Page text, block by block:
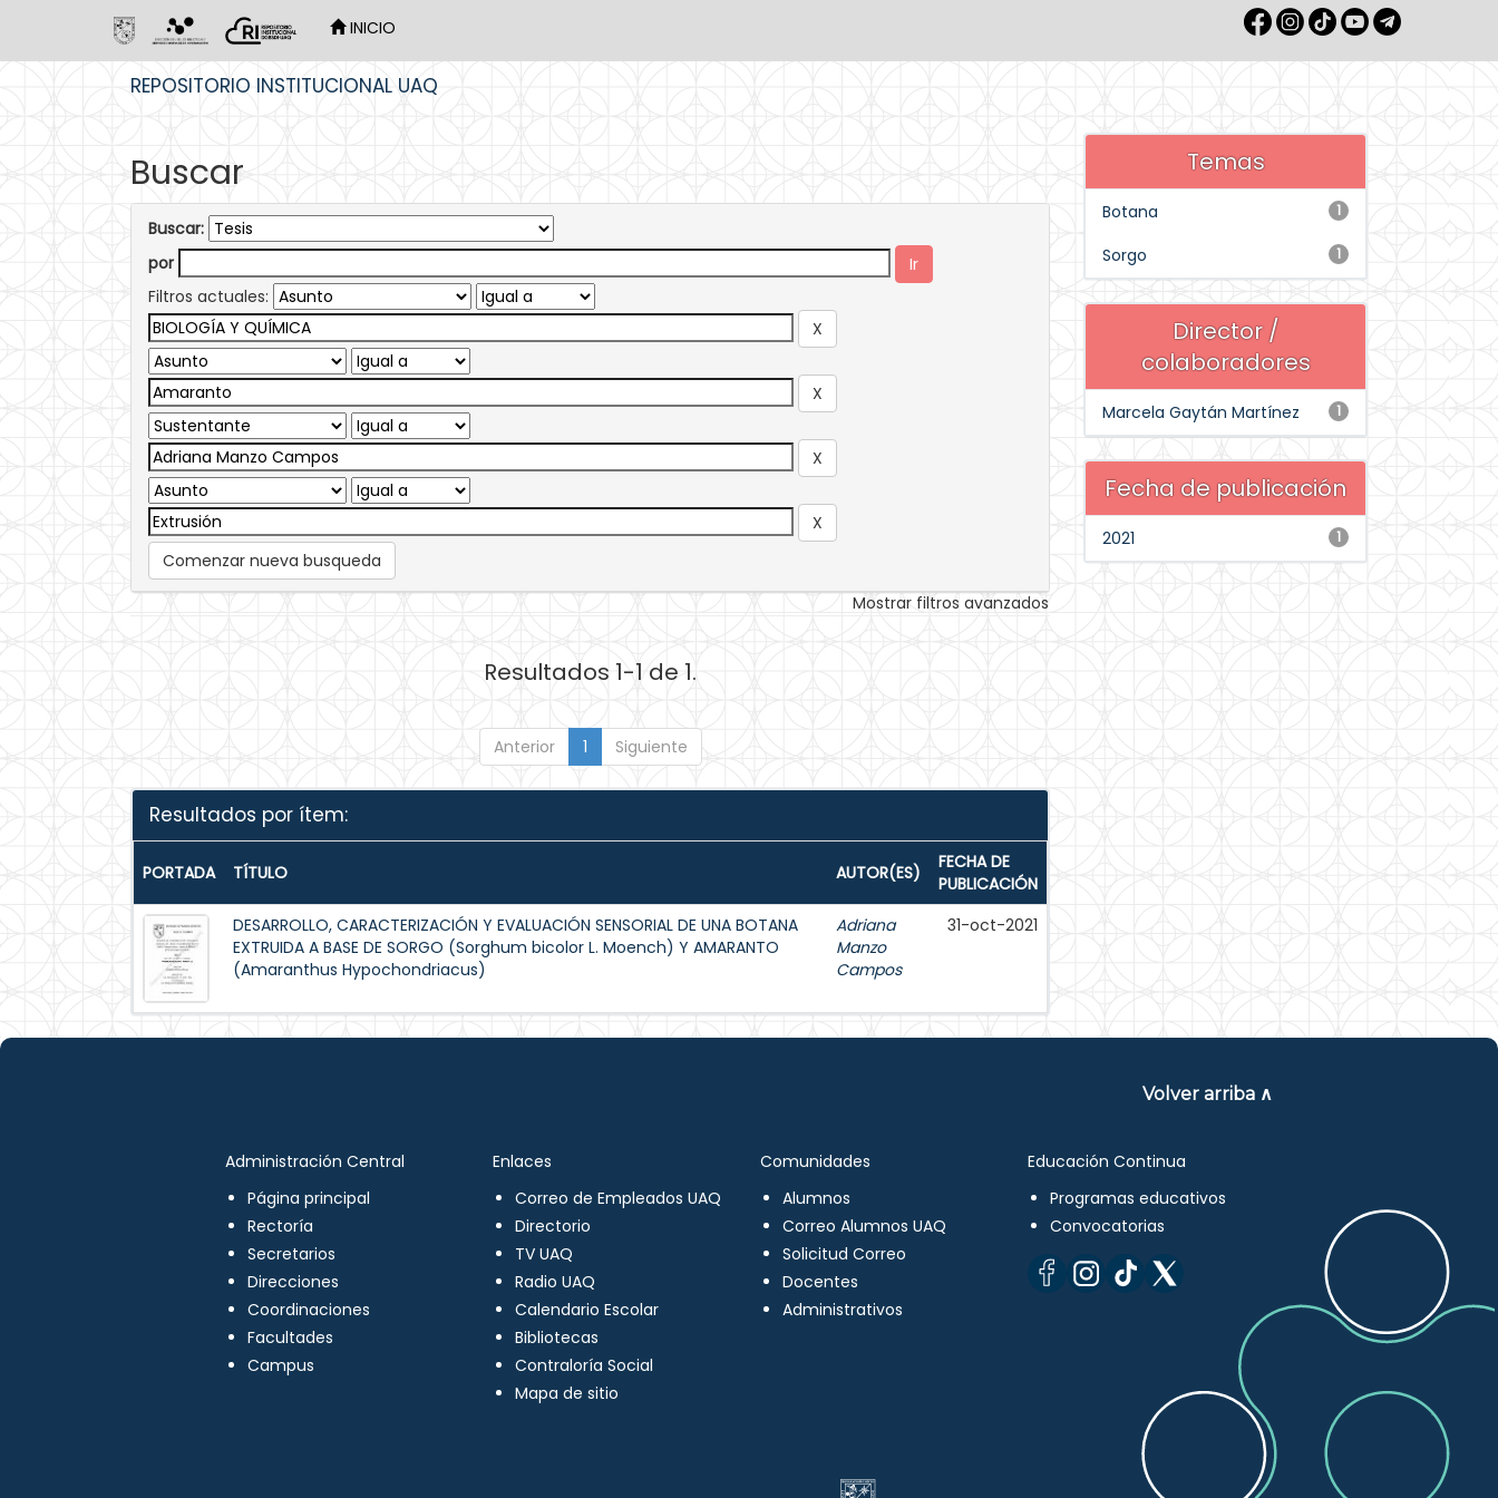
INICIO
REPOSITORIO INSTITUCIONAL UAQ
Buscar
Buscar:
por
Filtros actuales:
Comenzar nueva busqueda
Mostrar filtros avanzados
Resultados 1-1 de 1.
Anterior 1 Siguiente
Resultados por ítem:
PORTADA TÍTULO AUTOR(ES)
FECHA DE
PUBLICACIÓN
DESARROLLO, CARACTERIZACIÓN Y EVALUACIÓN SENSORIAL DE UNA BOTANA
EXTRUIDA A BASE DE SORGO (Sorghum bicolor L. Moench) Y AMARANTO
(Amaranthus Hypochondriacus)
Adriana
Manzo
Campos
31-oct-2021
Temas
1
Botana
1
Sorgo
Director /
colaboradores
1
Marcela Gaytán Martínez
Fecha de publicación
1
2021
Volver arriba ∧
Administración Central
Página principal
Rectoría
Secretarios
Direcciones
Coordinaciones
Facultades
Campus
Enlaces
Correo de Empleados UAQ
Directorio
TV UAQ
Radio UAQ
Calendario Escolar
Bibliotecas
Contraloría Social
Mapa de sitio
Comunidades
Alumnos
Correo Alumnos UAQ
Solicitud Correo
Docentes
Administrativos
Educación Continua
Programas educativos
Convocatorias